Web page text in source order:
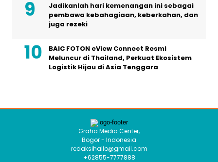
Jadikanlah hari kemenangan ini sebagai
pembawa kebahagiaan, keberkahan, dan
juga rezeki
BAIC FOTON eView Connect Resmi
Meluncur di Thailand, Perkuat Ekosistem
Logistik Hijau di Asia Tenggara
Graha Media Center,
Bogor - Indonesia
redaksihallo@gmail.com
+62855-7777888